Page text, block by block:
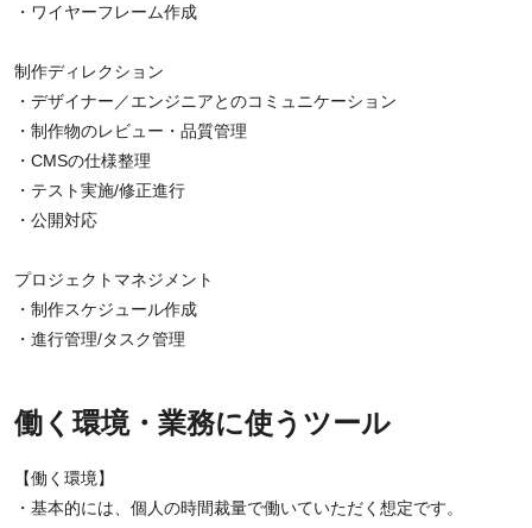
・ワイヤーフレーム作成
制作ディレクション
・デザイナー／エンジニアとのコミュニケーション
・制作物のレビュー・品質管理
・CMSの仕様整理
・テスト実施/修正進行
・公開対応
プロジェクトマネジメント
・制作スケジュール作成
・進行管理/タスク管理
働く環境・業務に使うツール
【働く環境】
・基本的には、個人の時間裁量で働いていただく想定です。